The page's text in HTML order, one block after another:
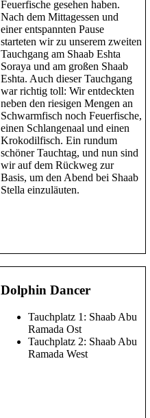
Feuerfische gesehen haben.
Nach dem Mittagessen und
einer entspannten Pause
starteten wir zu unserem zweiten
Tauchgang am Shaab Eshta
Soraya und am großen Shaab
Eshta. Auch dieser Tauchgang
war richtig toll: Wir entdeckten
neben den riesigen Mengen an
Schwarmfisch noch Feuerfische,
einen Schlangenaal und einen
Krokodilfisch. Ein rundum
schöner Tauchtag, und nun sind
wir auf dem Rückweg zur
Basis, um den Abend bei Shaab
Stella einzuläuten.
Dolphin Dancer
Tauchplatz 1: Shaab Abu
Ramada Ost
Tauchplatz 2: Shaab Abu
Ramada West